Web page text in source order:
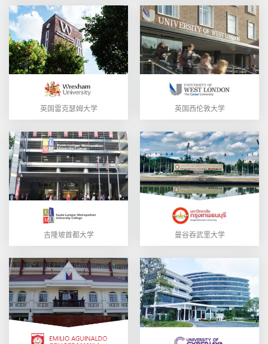
英国雷克瑟姆大学 英国西伦敦大学
吉隆坡首都大学 曼谷吞武里大学